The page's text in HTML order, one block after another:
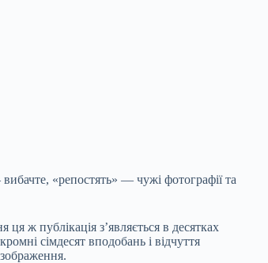
«репостять» — чужі фотографії та
ж публікація з’являється в десятках
сімдесят вподобань і відчуття